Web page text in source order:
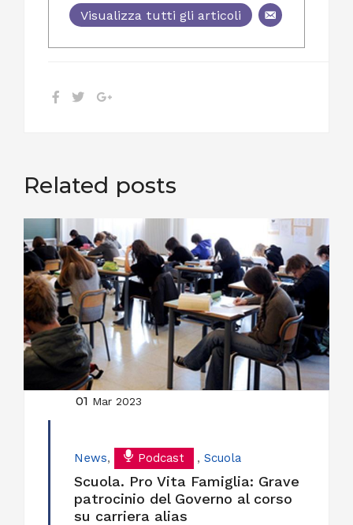
Visualizza tutti gli articoli
Related posts
01 Mar 2023
News, Podcast , Scuola
Scuola. Pro Vita Famiglia: Grave
patrocinio del Governo al corso
su carriera alias